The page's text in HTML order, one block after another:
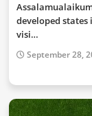
developed
visi…
September 28,